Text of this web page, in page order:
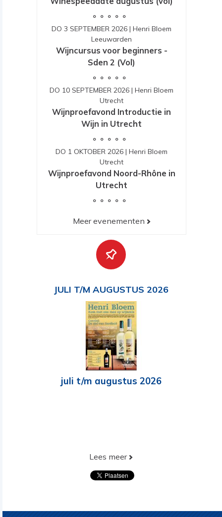
DO 3 SEPTEMBER 2026 | Henri Bloem
Leeuwarden
Wijncursus voor beginners -
Sden 2 (Vol)
DO 10 SEPTEMBER 2026 | Henri Bloem
Utrecht
Wijnproefavond Introductie in
Wijn in Utrecht
DO 1 OKTOBER 2026 | Henri Bloem
Utrecht
Wijnproefavond Noord-Rhône in
Utrecht
Meer evenementen
JULI T/M AUGUSTUS 2026
juli t/m augustus 2026
Lees meer